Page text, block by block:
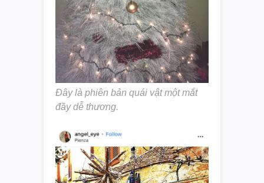
Đây là phiên bản quái vật một mắt
đầy dễ thương.